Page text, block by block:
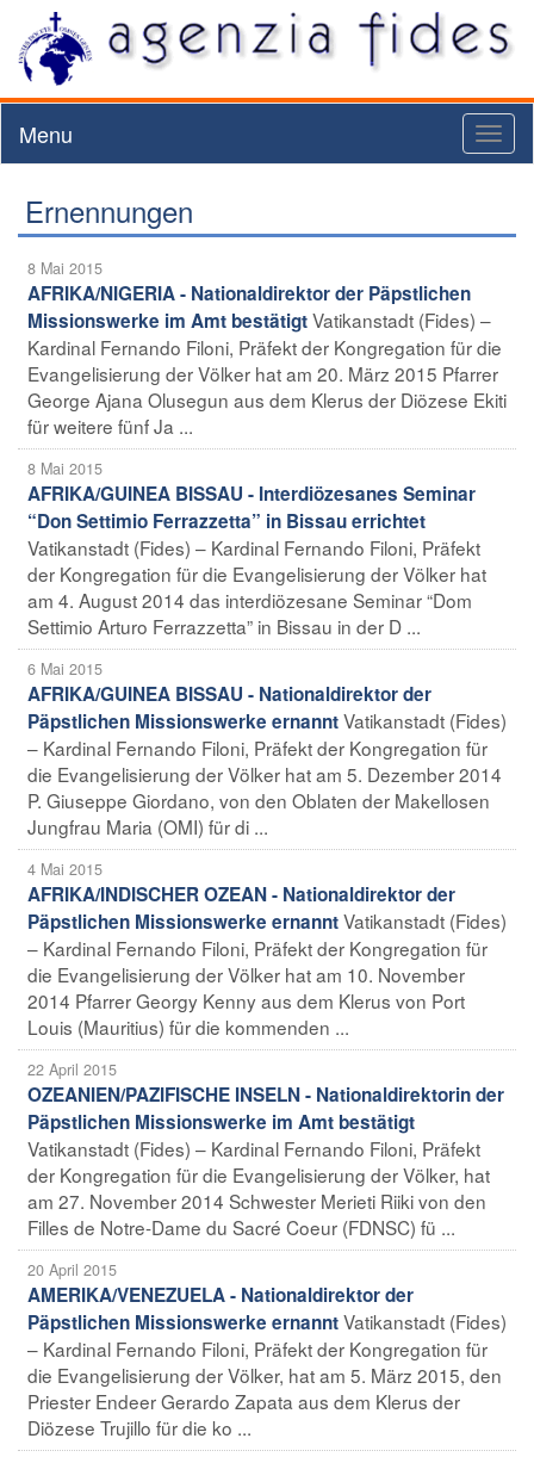
Menu
Ernennungen
8 Mai 2015
AFRIKA/NIGERIA - Nationaldirektor der Päpstlichen
Missionswerke im Amt bestätigtVatikanstadt (Fides) –
Kardinal Fernando Filoni, Präfekt der Kongregation für die
Evangelisierung der Völker hat am 20. März 2015 Pfarrer
George Ajana Olusegun aus dem Klerus der Diözese Ekiti
für weitere fünf Ja ...
8 Mai 2015
AFRIKA/GUINEA BISSAU - Interdiözesanes Seminar
“Don Settimio Ferrazzetta” in Bissau errichtet
Vatikanstadt (Fides) – Kardinal Fernando Filoni, Präfekt
der Kongregation für die Evangelisierung der Völker hat
am 4. August 2014 das interdiözesane Seminar “Dom
Settimio Arturo Ferrazzetta” in Bissau in der D ...
6 Mai 2015
AFRIKA/GUINEA BISSAU - Nationaldirektor der
Päpstlichen Missionswerke ernanntVatikanstadt (Fides)
– Kardinal Fernando Filoni, Präfekt der Kongregation für
die Evangelisierung der Völker hat am 5. Dezember 2014
P. Giuseppe Giordano, von den Oblaten der Makellosen
Jungfrau Maria (OMI) für di ...
4 Mai 2015
AFRIKA/INDISCHER OZEAN - Nationaldirektor der
Päpstlichen Missionswerke ernanntVatikanstadt (Fides)
– Kardinal Fernando Filoni, Präfekt der Kongregation für
die Evangelisierung der Völker hat am 10. November
2014 Pfarrer Georgy Kenny aus dem Klerus von Port
Louis (Mauritius) für die kommenden ...
22 April 2015
OZEANIEN/PAZIFISCHE INSELN - Nationaldirektorin der
Päpstlichen Missionswerke im Amt bestätigt
Vatikanstadt (Fides) – Kardinal Fernando Filoni, Präfekt
der Kongregation für die Evangelisierung der Völker, hat
am 27. November 2014 Schwester Merieti Riiki von den
Filles de Notre-Dame du Sacré Coeur (FDNSC) fü ...
20 April 2015
AMERIKA/VENEZUELA - Nationaldirektor der
Päpstlichen Missionswerke ernanntVatikanstadt (Fides)
– Kardinal Fernando Filoni, Präfekt der Kongregation für
die Evangelisierung der Völker, hat am 5. März 2015, den
Priester Endeer Gerardo Zapata aus dem Klerus der
Diözese Trujillo für die ko ...